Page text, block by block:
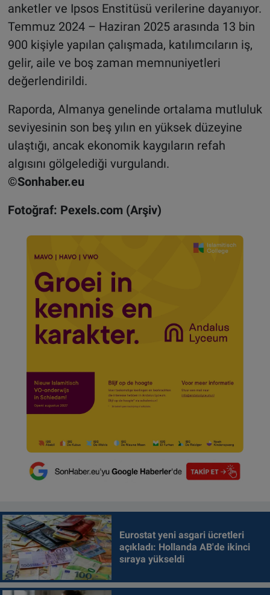
anketler ve Ipsos Enstitüsü verilerine dayanıyor.
Temmuz 2024 – Haziran 2025 arasında 13 bin
900 kişiyle yapılan çalışmada, katılımcıların iş,
gelir, aile ve boş zaman memnuniyetleri
değerlendirildi.
Raporda, Almanya genelinde ortalama mutluluk
seviyesinin son beş yılın en yüksek düzeyine
ulaştığı, ancak ekonomik kaygıların refah
algısını gölgelediği vurgulandı.
©Sonhaber.eu
Fotoğraf: Pexels.com (Arşiv)
Eurostat yeni asgari ücretleri
açıkladı: Hollanda AB'de ikinci
sıraya yükseldi